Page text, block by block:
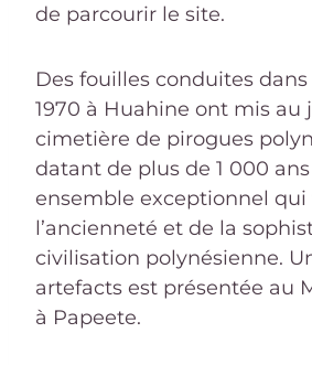
de parcourir le site.
Des fouilles conduites
1970 à Huahine ont mis au
cimetière de pirogues
datant de plus de 1 000
ensemble exceptionnel
l’ancienneté et de la
civilisation polynésienne.
artefacts est présentée au
à Papeete.